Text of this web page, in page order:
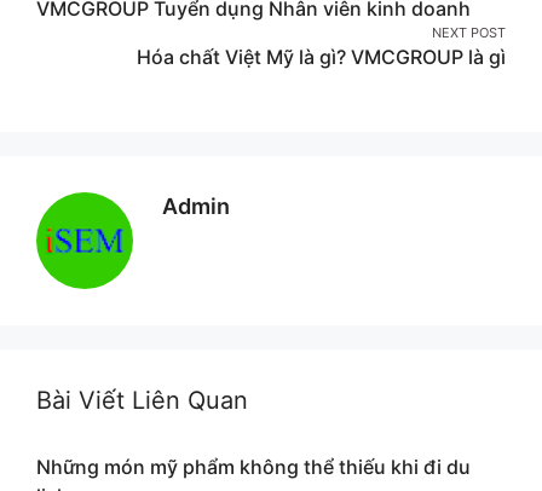
navigation
VMCGROUP Tuyển dụng Nhân viên kinh doanh
NEXT POST
Hóa chất Việt Mỹ là gì? VMCGROUP là gì
Admin
Bài Viết Liên Quan
Những món mỹ phẩm không thể thiếu khi đi du